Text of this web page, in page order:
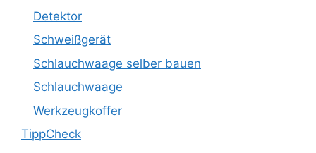
Detektor
Schweißgerät
Schlauchwaage selber bauen
Schlauchwaage
Werkzeugkoffer
TippCheck